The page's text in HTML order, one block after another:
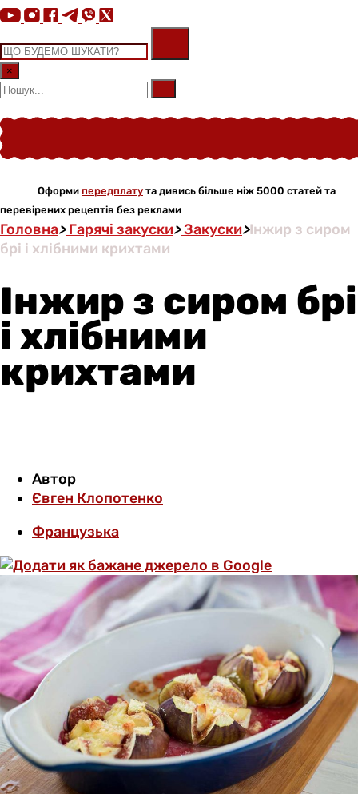
×
Оформи передплату та дивись більше ніж 5000 статей та
перевірених рецептів без реклами
Головна>Гарячі закуски>Закуски>Інжир з сиром
брі і хлібними крихтами
Інжир з сиром брі
і хлібними
крихтами
Автор
Євген Клопотенко
Французька